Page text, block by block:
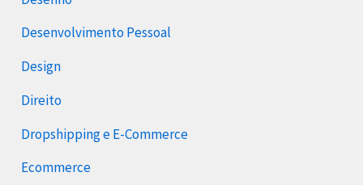
Desenvolvimento Pessoal
Design
Direito
Dropshipping e E-Commerce
Ecommerce